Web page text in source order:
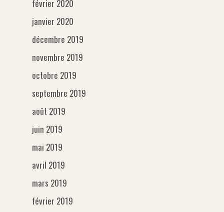
février 2020
janvier 2020
décembre 2019
novembre 2019
octobre 2019
septembre 2019
août 2019
juin 2019
mai 2019
avril 2019
mars 2019
février 2019